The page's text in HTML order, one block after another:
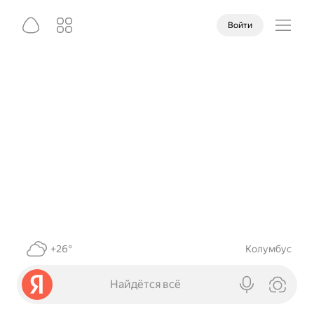
Войти
+26° Колумбус
Найдётся всё